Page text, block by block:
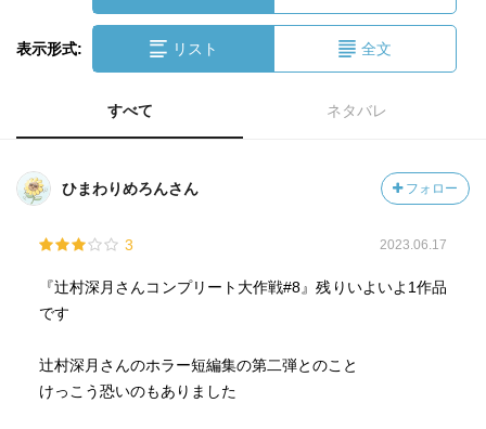
表示形式: リスト 全文
すべて ネタバレ
ひまわりめろんさん フォロー
3 2023.06.17
『辻村深月さんコンプリート大作戦#8』残りいよいよ1作品
です
辻村深月さんのホラー短編集の第二弾とのこと
けっこう恐いのもありました